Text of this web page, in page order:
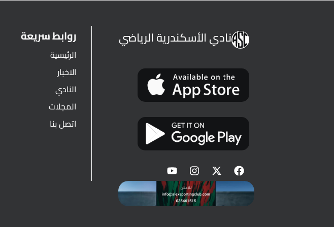
نادي الأسكندرية الرياضي روابط سريعة
الرئيسية
الاخبار
النادي
المجلات
اتصل بنا